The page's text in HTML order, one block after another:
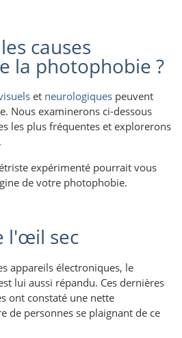
causes
la photophobie ?
et neurologiques peuvent
Nous examinerons ci-dessous
les plus fréquentes et explorerons
expérimenté pourrait vous
de votre photophobie.
l'œil sec
appareils électroniques, le
lui aussi répandu. Ces dernières
ont constaté une nette
de personnes se plaignant de ce